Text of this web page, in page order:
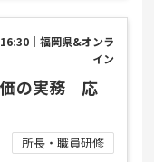
｜福岡県&オンラ
イン
価の実務 応
所長・職員研修